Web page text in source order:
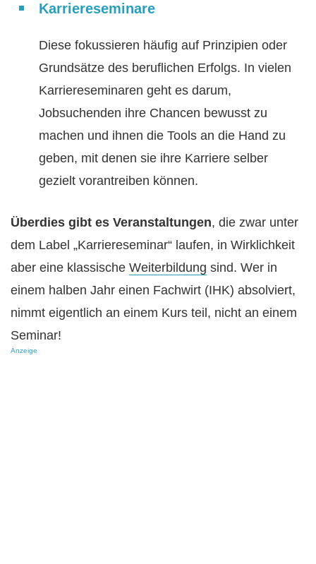
Karriereseminare
Diese fokussieren häufig auf Prinzipien oder
Grundsätze des beruflichen Erfolgs. In vielen
Karriereseminaren geht es darum,
Jobsuchenden ihre Chancen bewusst zu
machen und ihnen die Tools an die Hand zu
geben, mit denen sie ihre Karriere selber
gezielt vorantreiben können.
Überdies gibt es Veranstaltungen, die zwar unter
dem Label „Karriereseminar“ laufen, in Wirklichkeit
aber eine klassische Weiterbildung sind. Wer in
einem halben Jahr einen Fachwirt (IHK) absolviert,
nimmt eigentlich an einem Kurs teil, nicht an einem
Seminar!
Anzeige